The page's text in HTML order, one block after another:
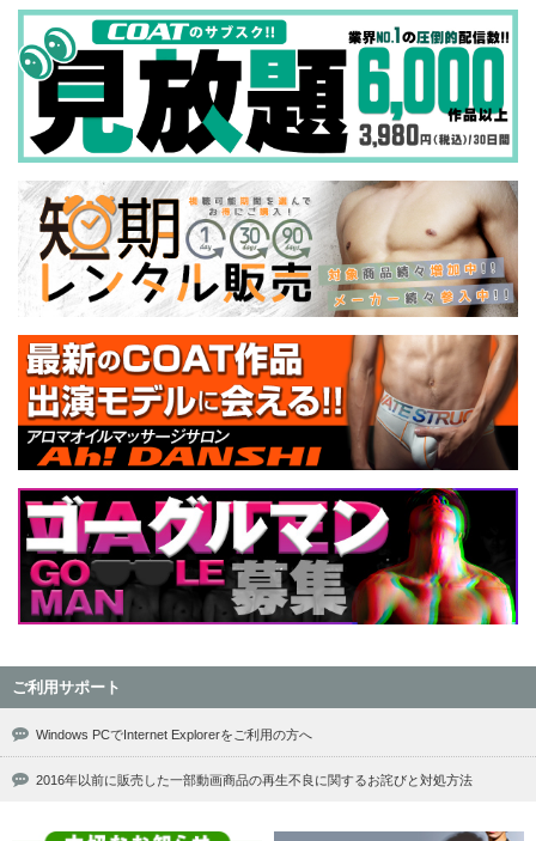
ご利用サポート
Windows PCでInternet Explorerをご利用の方へ
2016年以前に販売した一部動画商品の再生不良に関するお詫びと対処方法